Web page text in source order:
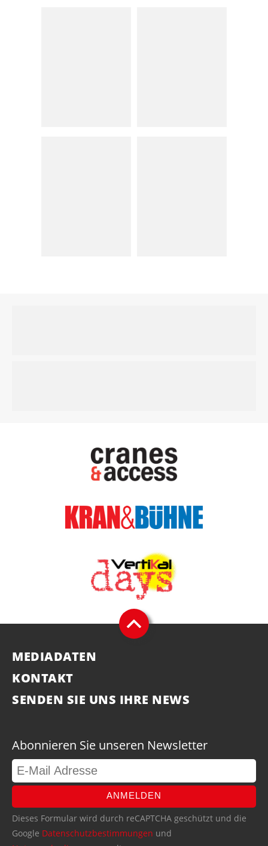
MEDIADATEN
KONTAKT
SENDEN SIE UNS IHRE NEWS
Abonnieren Sie unseren Newsletter
ANMELDEN
Dieses Formular wird durch reCAPTCHA geschützt und die
Google Datenschutzbestimmungen und